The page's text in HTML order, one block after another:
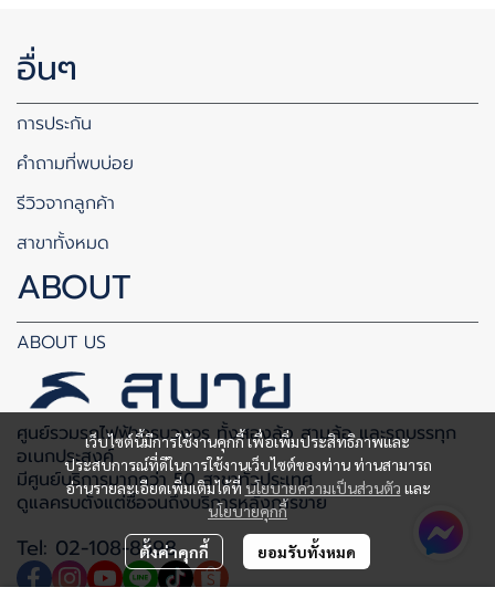
เว็บไซต์นี้มีการใช้งานคุกกี้ เพื่อเพิ่มประสิทธิภาพและ
ประสบการณ์ที่ดีในการใช้งานเว็บไซต์ของท่าน ท่านสามารถ
อ่านรายละเอียดเพิ่มเติมได้ที่ นโยบายความเป็นส่วนตัว และ
นโยบายคุกกี้
ตั้งค่าคุกกี้ ยอมรับทั้งหมด
อื่นๆ
การประกัน
คำถามที่พบบ่อย
รีวิวจากลูกค้า
สาขาทั้งหมด
ABOUT
ABOUT US
ศูนย์รวมรถไฟฟ้าครบวงจร ทั้งสองล้อ สามล้อ และรถบรรทุก
อเนกประสงค์
มีศูนย์บริการมากกว่า 50 สาขาทั่วประเทศ
ดูแลครบตั้งแต่ซื้อจนถึงบริการหลังการขาย
Tel: 02-108-8598